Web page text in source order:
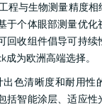
程与生物测量精度相
于个体眼部测量优化
回收组件倡导可持续
成为欧洲高端选择。
出色清晰度和耐用性
括智能涂层、适应性